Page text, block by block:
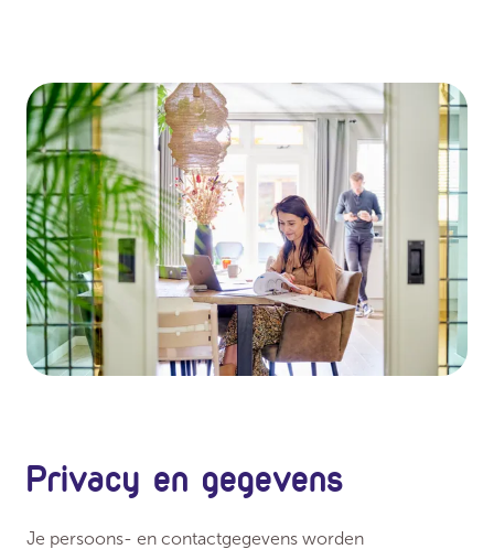
Privacy en gegevens
Je persoons- en contactgegevens worden